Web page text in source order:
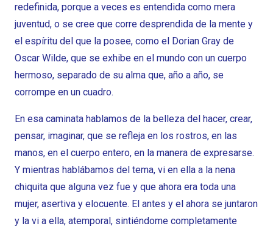
redefinida, porque a veces es entendida como mera
juventud, o se cree que corre desprendida de la mente y
el espíritu del que la posee, como el Dorian Gray de
Oscar Wilde, que se exhibe en el mundo con un cuerpo
hermoso, separado de su alma que, año a año, se
corrompe en un cuadro.
En esa caminata hablamos de la belleza del hacer, crear,
pensar, imaginar, que se refleja en los rostros, en las
manos, en el cuerpo entero, en la manera de expresarse.
Y mientras hablábamos del tema, vi en ella a la nena
chiquita que alguna vez fue y que ahora era toda una
mujer, asertiva y elocuente. El antes y el ahora se juntaron
y la vi a ella, atemporal, sintiéndome completamente